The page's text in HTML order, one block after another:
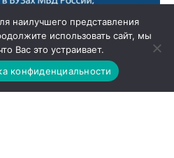
наилучшего представления
использовать сайт, мы
Вас это устраивает.
конфиденциальности